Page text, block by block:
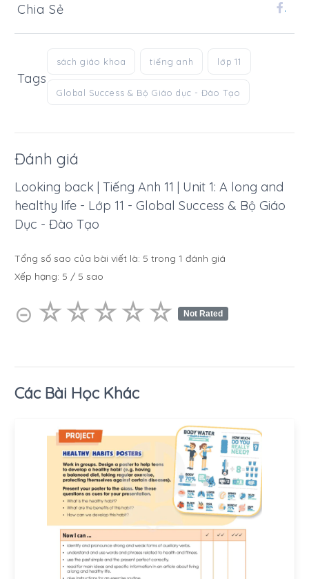
Chia Sẻ .
Tags
sách giáo khoa tiếng anh lớp 11
Global Success & Bộ Giáo dục - Đào Tạo
Đánh giá
Looking back | Tiếng Anh 11 | Unit 1: A long and
healthy life - Lớp 11 - Global Success & Bộ Giáo
Dục - Đào Tạo
Tổng số sao của bài viết là: 5 trong 1 đánh giá
Xếp hạng: 5 / 5 sao
⊝ ☆☆☆☆☆
★★★★★ Not Rated
Các Bài Học Khác